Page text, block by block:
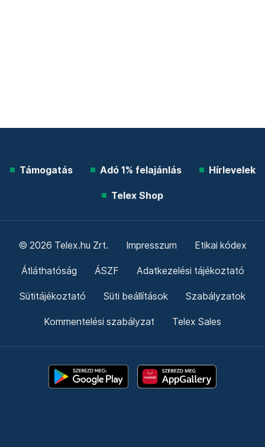
Támogatás Adó 1% felajánlás Hírlevelek
Telex Shop
© 2026 Telex.hu Zrt. Impresszum Etikai kódex
Átláthatóság ÁSZF Adatkezelési tájékoztató
Sütitájékoztató Süti beállítások Szabályzatok
Kommentelési szabályzat Telex Sales